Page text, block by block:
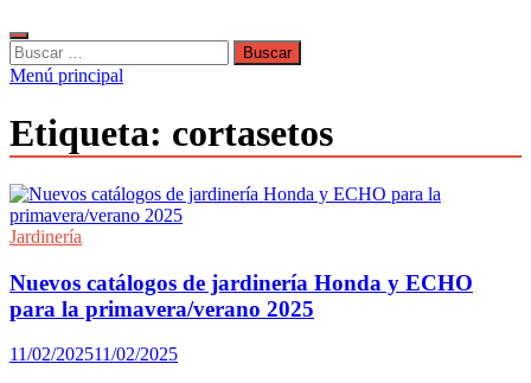
Buscar:
Menú principal
Etiqueta: cortasetos
Jardinería
Nuevos catálogos de jardinería Honda y ECHO
para la primavera/verano 2025
11/02/202511/02/2025